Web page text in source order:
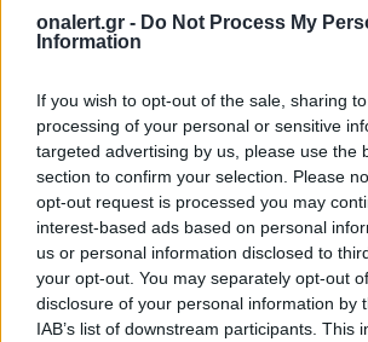
onalert.gr - Do Not Process My
Information
If you wish to opt-out of the sale, sharing
processing of your personal or sensitive
targeted advertising by us, please use the
section to confirm your selection. Please
opt-out request is processed you may
interest-based ads based on personal
us or personal information disclosed to
your opt-out. You may separately opt-out
disclosure of your personal information by
IAB’s list of downstream participants. This
Διάβασε επίσης
Ακολουθήστε το onalert.gr
News